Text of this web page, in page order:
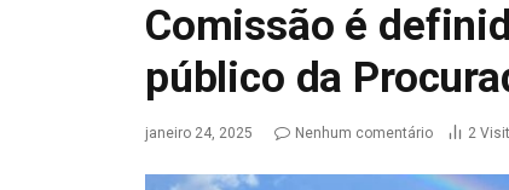
Comissão é
público da
janeiro 24, 2025 Nenhum comentário 2